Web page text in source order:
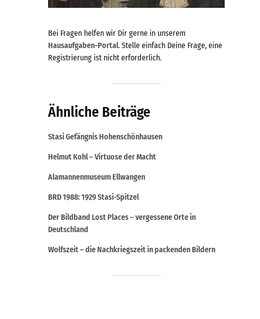
Bei Fragen helfen wir Dir gerne in unserem
Hausaufgaben-Portal. Stelle einfach Deine Frage, eine
Registrierung ist nicht erforderlich.
Ähnliche Beiträge
Stasi Gefängnis Hohenschönhausen
Helmut Kohl – Virtuose der Macht
Alamannenmuseum Ellwangen
BRD 1988: 1929 Stasi-Spitzel
Der Bildband Lost Places – vergessene Orte in
Deutschland
Wolfszeit – die Nachkriegszeit in packenden Bildern